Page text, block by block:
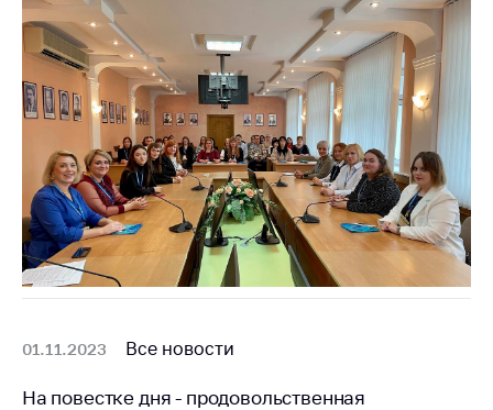
Ценообразование
на лекарственные
средства, изделия
медицинского
назначения и
медицинскую
технику
Решение Комиссии
по установлению
факта нарушения
(отсутствия)
законодательства
Предостережения и
01.11.2023 Все новости
На повестке дня - продовольственная